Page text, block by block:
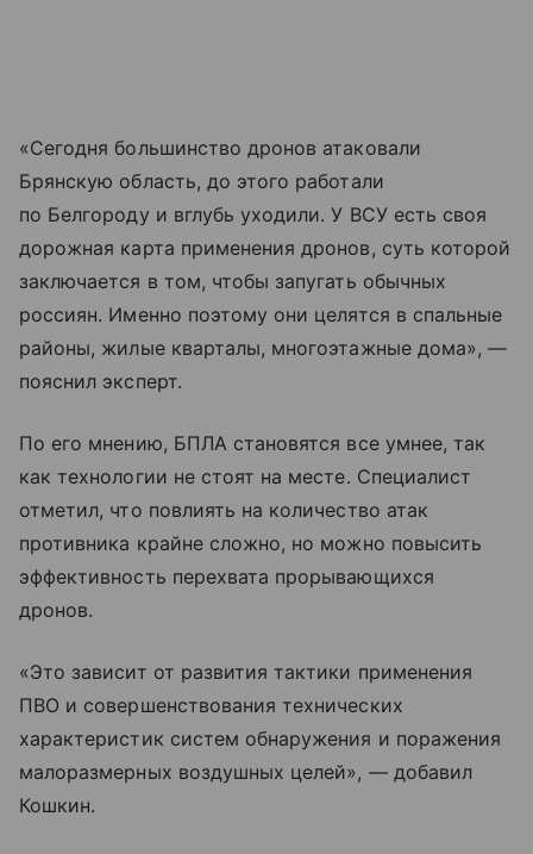
«Сегодня большинство дронов атаковали
Брянскую область, до этого работали
по Белгороду и вглубь уходили. У ВСУ есть своя
дорожная карта применения дронов, суть которой
заключается в том, чтобы запугать обычных
россиян. Именно поэтому они целятся в спальные
районы, жилые кварталы, многоэтажные дома», —
пояснил эксперт.
По его мнению, БПЛА становятся все умнее, так
как технологии не стоят на месте. Специалист
отметил, что повлиять на количество атак
противника крайне сложно, но можно повысить
эффективность перехвата прорывающихся
дронов.
«Это зависит от развития тактики применения
ПВО и совершенствования технических
характеристик систем обнаружения и поражения
малоразмерных воздушных целей», — добавил
Кошкин.